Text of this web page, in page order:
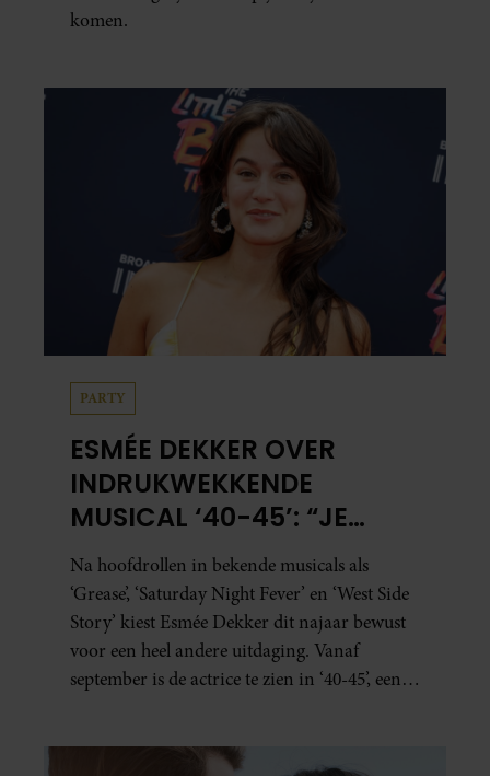
komen.
PARTY
ESMÉE DEKKER OVER
INDRUKWEKKENDE
MUSICAL ‘40-45’: “JE
BESEFT INEENS HOE
KOSTBAAR VRIJHEID IS”
Na hoofdrollen in bekende musicals als
‘Grease’, ‘Saturday Night Fever’ en ‘West Side
Story’ kiest Esmée Dekker dit najaar bewust
voor een heel andere uitdaging. Vanaf
september is de actrice te zien in ‘40-45’, een
een voorstelling die niet alleen raakt, maar